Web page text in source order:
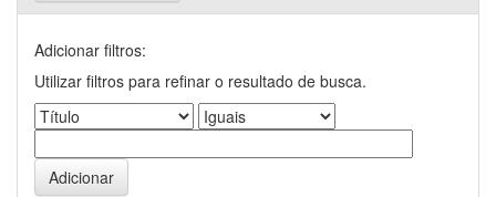
Adicionar filtros:
Utilizar filtros para refinar o resultado de busca.